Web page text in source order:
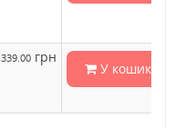
339.00 грн
У кошик